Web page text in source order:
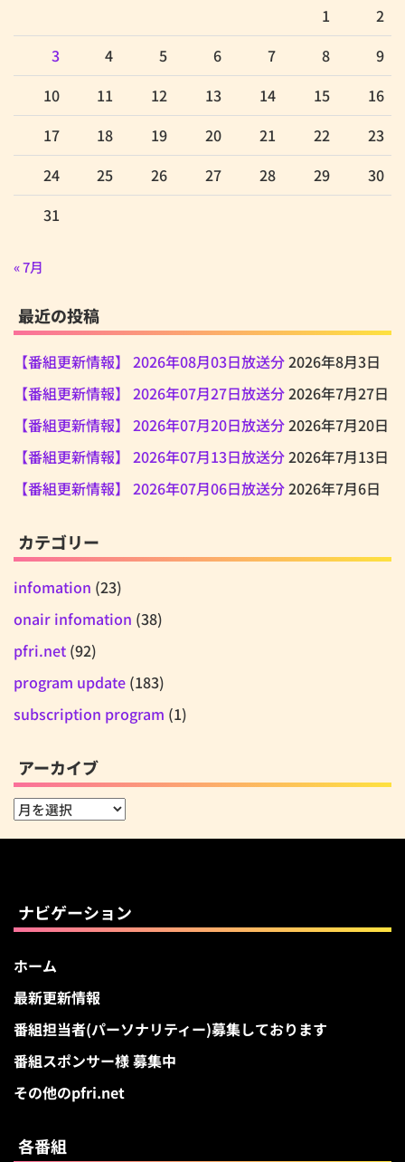
1
2
3
4 5 6 7 8
9
10
11 12 13 14 15
16
17
18 19 20 21 22
23
24
25 26 27 28 29
30
31
« 7月
最近の投稿
【番組更新情報】 2026年08月03日放送分2026年8月3日
【番組更新情報】 2026年07月27日放送分2026年7月27日
【番組更新情報】 2026年07月20日放送分2026年7月20日
【番組更新情報】 2026年07月13日放送分2026年7月13日
【番組更新情報】 2026年07月06日放送分2026年7月6日
カテゴリー
infomation (23)
onair infomation (38)
pfri.net (92)
program update (183)
subscription program (1)
アーカイブ
ア
ナビゲーション
ホーム
最新更新情報
番組担当者(パーソナリティー)募集しております
番組スポンサー様 募集中
その他のpfri.net
各番組